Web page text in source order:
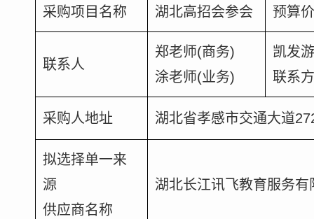
采购项目名称 湖北高招会参会 预算
联系人
郑老师(商务)
涂老师(业务)
凯发
联系
采购人地址 湖北省孝感市交通大道
拟选择单一来
源
供应商名称
湖北长江讯飞教育服务有